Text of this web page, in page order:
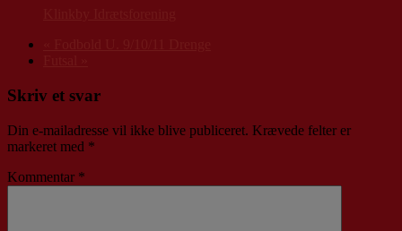
Skriv et svar
Din e-mailadresse vil ikke blive publiceret. Krævede felter er
markeret med *
Kommentar *